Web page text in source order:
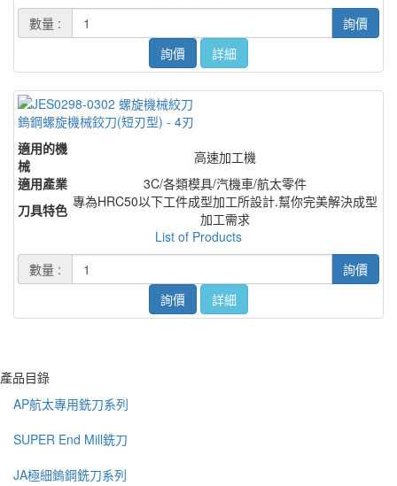
數量 :
詢價
詢價
詳細
鎢鋼螺旋機械鉸刀(短刃型) - 4刃
適用的機
械
高速加工機
適用產業
3C/各類模具/汽機車/航太零件
刀具特色 專為HRC50以下工件成型加工所設計.幫你完美解決成型
加工需求
List of Products
數量 :
詢價
詢價
詳細
產品目錄
AP航太專用銑刀系列
SUPER End Mill銑刀
JA極細鎢鋼銑刀系列